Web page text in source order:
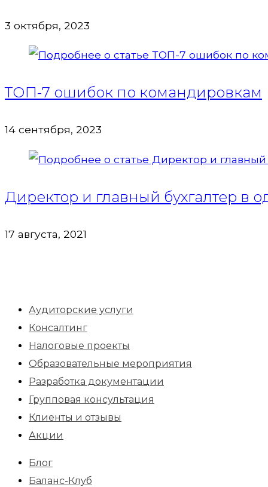
3 октября, 2023
ТОП-7 ошибок по командировкам
14 сентября, 2023
Директор и главный бухгалтер в
17 августа, 2021
Аудиторские услуги
Консалтинг
Налоговые проекты
Образовательные мероприятия
Разработка документации
Групповая консультация
Клиенты и отзывы
Акции
Блог
Баланс-Клуб